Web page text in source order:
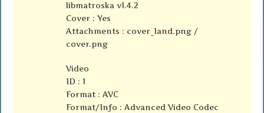
libmatroska v1.4.2
Cover : Yes
Attachments : cover_land.png /
cover.png
Video
ID : 1
Format : AVC
Format/Info : Advanced Video Codec